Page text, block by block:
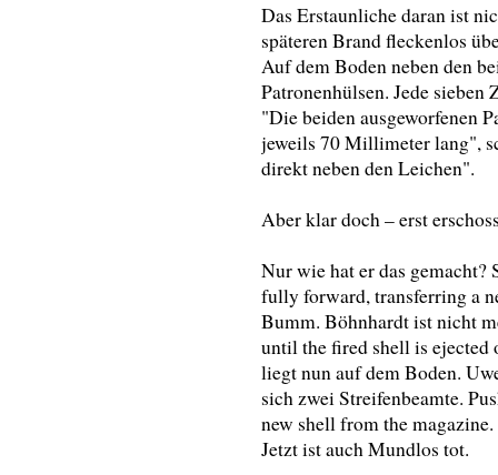
Das Erstaunliche daran ist
späteren Brand fleckenlos
Auf dem Boden neben den
Patronenhülsen. Jede sieben
"Die beiden ausgeworfenen
jeweils 70 Millimeter lang",
direkt neben den Leichen".
Aber klar doch – erst
Nur wie hat er das gemacht?
fully forward, transferring a
Bumm. Böhnhardt ist nicht
until the fired shell is ejected
liegt nun auf dem Boden.
sich zwei Streifenbeamte.
new shell from the
Jetzt ist auch Mundlos tot.